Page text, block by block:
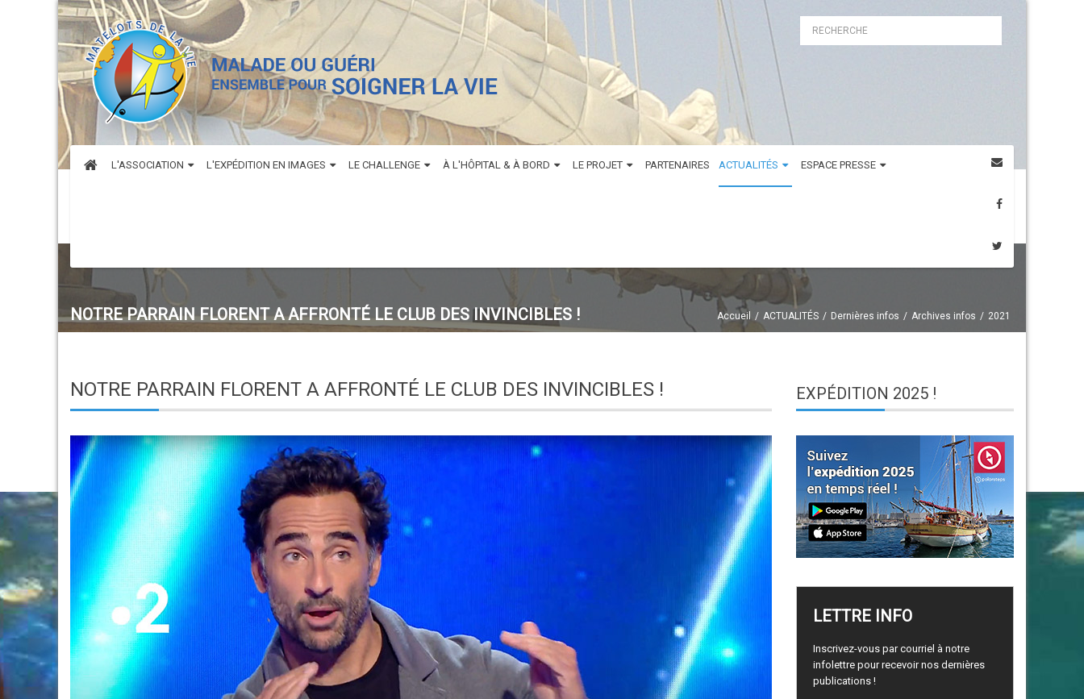
L'ASSOCIATION L'EXPÉDITION EN IMAGES LE CHALLENGE À L'HÔPITAL & À BORD LE PROJET PARTENAIRES ACTUALITÉS ESPACE PRESSE
Accueil ACTUALITÉS Dernières infos Archives infos 2021
NOTRE PARRAIN FLORENT A AFFRONTÉ LE CLUB DES INVINCIBLES !
NOTRE PARRAIN FLORENT A AFFRONTÉ LE CLUB DES INVINCIBLES ! EXPÉDITION 2025 !
LETTRE INFO
Inscrivez-vous par courriel à notre
infolettre pour recevoir nos dernières
publications !